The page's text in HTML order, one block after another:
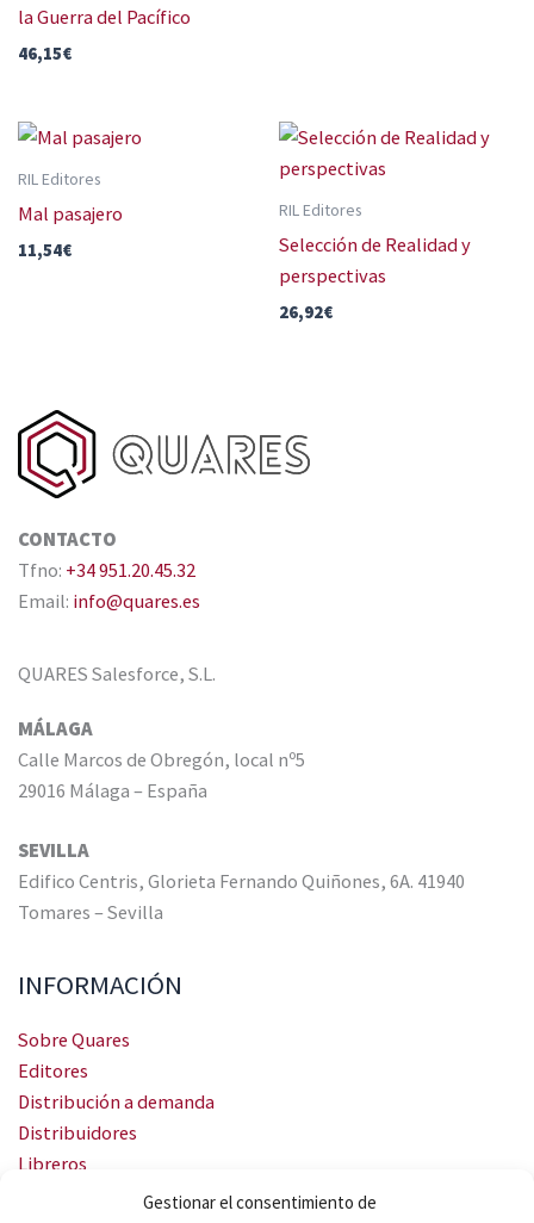
Gestionar el consentimiento de
la Guerra del Pacífico
46,15€
RIL Editores
Mal pasajero
11,54€
RIL Editores
Selección de Realidad y
perspectivas
26,92€
CONTACTO
Tfno: +34 951.20.45.32
Email: info@quares.es
QUARES Salesforce, S.L.
MÁLAGA
Calle Marcos de Obregón, local nº5
29016 Málaga – España
SEVILLA
Edifico Centris, Glorieta Fernando Quiñones, 6A. 41940
Tomares – Sevilla
INFORMACIÓN
Sobre Quares
Editores
Distribución a demanda
Distribuidores
Libreros
Servicio Landingweb